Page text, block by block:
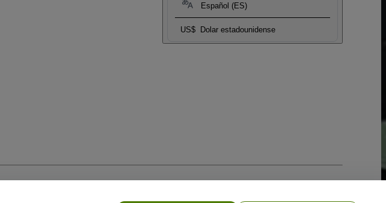
Español (ES)
US$ Dolar estadounidense